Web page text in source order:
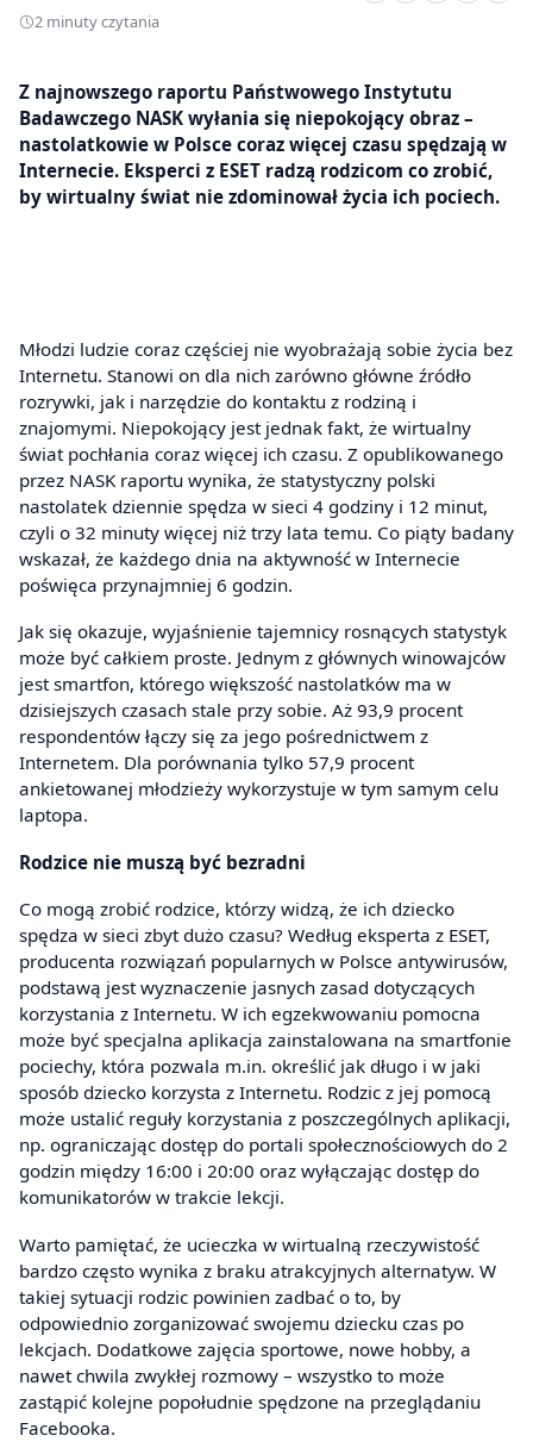
2 minuty czytania
Z najnowszego raportu Państwowego Instytutu
Badawczego NASK wyłania się niepokojący obraz –
nastolatkowie w Polsce coraz więcej czasu spędzają w
Internecie. Eksperci z ESET radzą rodzicom co zrobić,
by wirtualny świat nie zdominował życia ich pociech.
Młodzi ludzie coraz częściej nie wyobrażają sobie życia bez
Internetu. Stanowi on dla nich zarówno główne źródło
rozrywki, jak i narzędzie do kontaktu z rodziną i
znajomymi. Niepokojący jest jednak fakt, że wirtualny
świat pochłania coraz więcej ich czasu. Z opublikowanego
przez NASK raportu wynika, że statystyczny polski
nastolatek dziennie spędza w sieci 4 godziny i 12 minut,
czyli o 32 minuty więcej niż trzy lata temu. Co piąty badany
wskazał, że każdego dnia na aktywność w Internecie
poświęca przynajmniej 6 godzin.
Jak się okazuje, wyjaśnienie tajemnicy rosnących statystyk
może być całkiem proste. Jednym z głównych winowajców
jest smartfon, którego większość nastolatków ma w
dzisiejszych czasach stale przy sobie. Aż 93,9 procent
respondentów łączy się za jego pośrednictwem z
Internetem. Dla porównania tylko 57,9 procent
ankietowanej młodzieży wykorzystuje w tym samym celu
laptopa.
Rodzice nie muszą być bezradni
Co mogą zrobić rodzice, którzy widzą, że ich dziecko
spędza w sieci zbyt dużo czasu? Według eksperta z ESET,
producenta rozwiązań popularnych w Polsce antywirusów,
podstawą jest wyznaczenie jasnych zasad dotyczących
korzystania z Internetu. W ich egzekwowaniu pomocna
może być specjalna aplikacja zainstalowana na smartfonie
pociechy, która pozwala m.in. określić jak długo i w jaki
sposób dziecko korzysta z Internetu. Rodzic z jej pomocą
może ustalić reguły korzystania z poszczególnych aplikacji,
np. ograniczając dostęp do portali społecznościowych do 2
godzin między 16:00 i 20:00 oraz wyłączając dostęp do
komunikatorów w trakcie lekcji.
Warto pamiętać, że ucieczka w wirtualną rzeczywistość
bardzo często wynika z braku atrakcyjnych alternatyw. W
takiej sytuacji rodzic powinien zadbać o to, by
odpowiednio zorganizować swojemu dziecku czas po
lekcjach. Dodatkowe zajęcia sportowe, nowe hobby, a
nawet chwila zwykłej rozmowy – wszystko to może
zastąpić kolejne popołudnie spędzone na przeglądaniu
Facebooka.